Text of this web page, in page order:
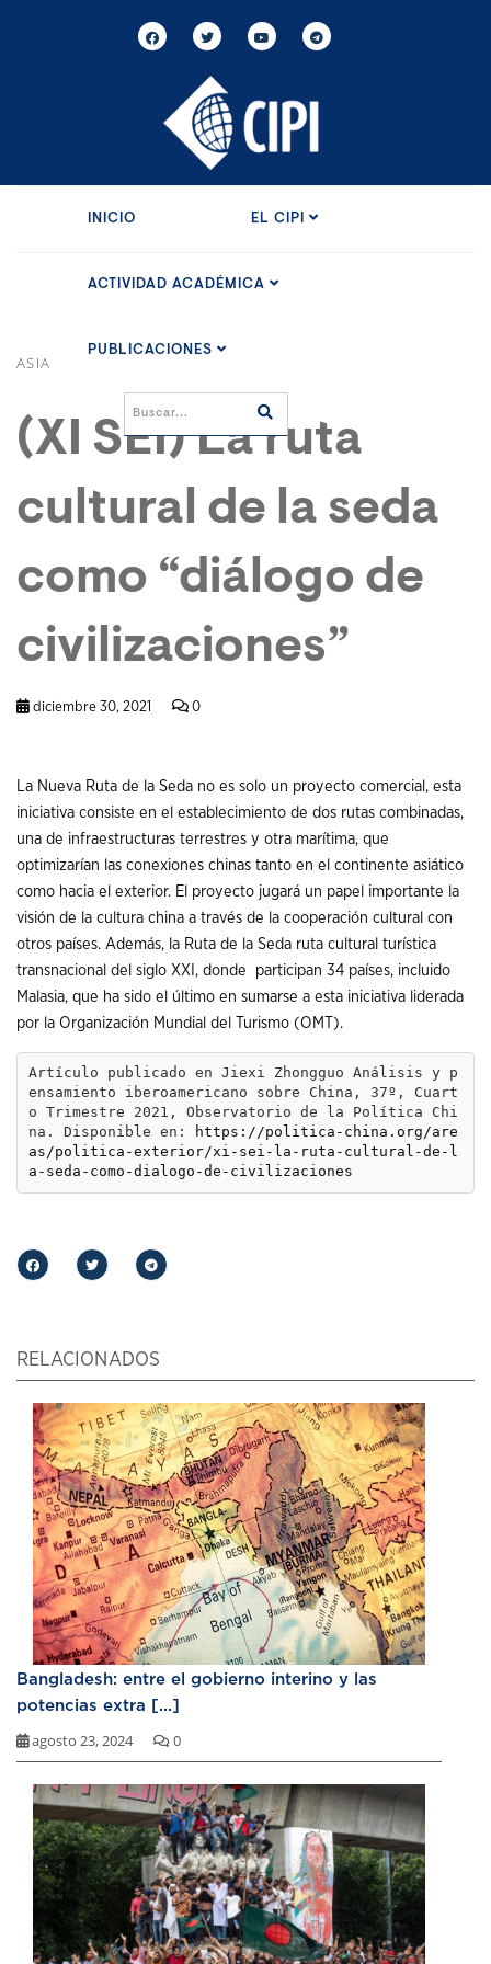
INICIO EL CIPI
ACTIVIDAD ACADÉMICA
PUBLICACIONES
ASIA
(XI SEI) La ruta
cultural de la seda
como “diálogo de
civilizaciones”
diciembre 30, 2021 0
La Nueva Ruta de la Seda no es solo un proyecto comercial, esta
iniciativa consiste en el establecimiento de dos rutas combinadas,
una de infraestructuras terrestres y otra marítima, que
optimizarían las conexiones chinas tanto en el continente asiático
como hacia el exterior. El proyecto jugará un papel importante la
visión de la cultura china a través de la cooperación cultural con
otros países. Además, la Ruta de la Seda ruta cultural turística
transnacional del siglo XXI, donde participan 34 países, incluido
Malasia, que ha sido el último en sumarse a esta iniciativa liderada
por la Organización Mundial del Turismo (OMT).
Artículo publicado en Jiexi Zhongguo Análisis y p
ensamiento iberoamericano sobre China, 37º, Cuart
o Trimestre 2021, Observatorio de la Política Chi
na. Disponible en:
https://politica-china.org/are
as/politica-exterior/xi-sei-la-ruta-cultural-de-l
a-seda-como-dialogo-de-civilizaciones
RELACIONADOS
Bangladesh: entre el gobierno interino y las
potencias extra [...]
agosto 23, 2024 0